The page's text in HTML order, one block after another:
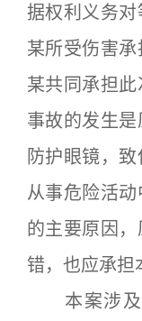
据权利义务
某所受伤害
某共同承担
事故的发生
防护眼镜，
从事危险活
的主要原因
错，也应承担
本案涉及